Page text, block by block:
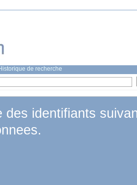
de recherche
des identifiants